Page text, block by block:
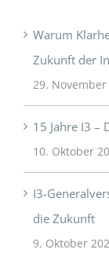
Warum
Zukunft der
29. November
15 Jahre I3 –
10. Oktober
I3-
die Zukunft
9. Oktober